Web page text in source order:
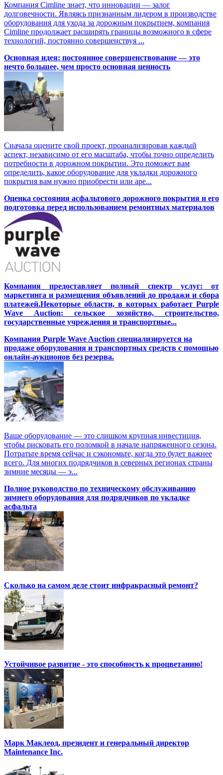
Компания Cimline знает, что инновации — залог
долговечности. Являясь признанным лидером в производстве
оборудования для ухода за дорожным покрытием, компания
Cimline продолжает расширять границы возможного в сфере
технологий, постоянно совершенствуя ...
Основная идея: постоянное совершенствование — это
нечто большее, чем просто основная ценность
Сначала оцените свой проект, проанализировав каждый
аспект, независимо от его масштаба, чтобы точно определить
потребности в дорожном покрытии. Это поможет вам
определить, какое оборудование для укладки дорожного
покрытия вам нужно приобрести или аре...
Оценка состояния асфальтового дорожного покрытия и его
подготовка перед использованием ремонтных материалов
Компания предоставляет полный спектр услуг: от
маркетинга и размещения объявлений до продажи и сбора
платежей.Некоторые области, в которых работает Purple
Wave Auction: сельское хозяйство, строительство,
государственные учреждения и транспортные...
Компания Purple Wave Auction специализируется на
продаже оборудования и транспортных средств с помощью
онлайн-аукционов без резерва.
Ваше оборудование — это слишком крупная инвестиция,
чтобы рисковать его поломкой в начале напряженного сезона.
Потратьте время сейчас и сэкономьте, когда это будет важнее
всего. Для многих подрядчиков в северных регионах страны
зимние месяцы — э...
Полное руководство по техническому обслуживанию
зимнего оборудования для подрядчиков по укладке
асфальта
Сколько на самом деле стоит инфракрасный ремонт?
Устойчивое развитие - это способность к процветанию!
Марк Маклеод, президент и генеральный директор
Maintenance Inc.